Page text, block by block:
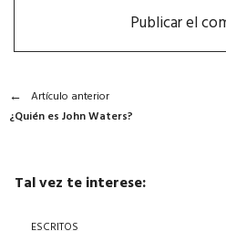
Artículo anterior
¿Quién es John Waters?
Tal vez te interese:
ESCRITOS